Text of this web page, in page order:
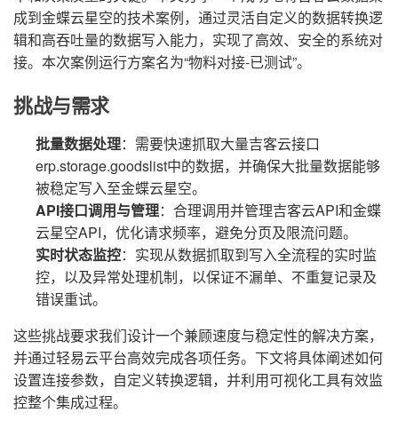
成到金蝶云星空的技术案例，通过灵活自定义的数据转换逻
辑和高吞吐量的数据写入能力，实现了高效、安全的系统对
接。本次案例运行方案名为“物料对接-已测试”。
挑战与需求
批量数据处理：需要快速抓取大量吉客云接口
erp.storage.goodslist中的数据，并确保大批量数据能够
被稳定写入至金蝶云星空。
API接口调用与管理：合理调用并管理吉客云API和金蝶
云星空API，优化请求频率，避免分页及限流问题。
实时状态监控：实现从数据抓取到写入全流程的实时监
控，以及异常处理机制，以保证不漏单、不重复记录及
错误重试。
这些挑战要求我们设计一个兼顾速度与稳定性的解决方案，
并通过轻易云平台高效完成各项任务。下文将具体阐述如何
设置连接参数，自定义转换逻辑，并利用可视化工具有效监
控整个集成过程。